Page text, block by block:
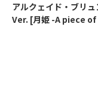
アルクェイド・ブリ
Ver. [月姫 -A piece